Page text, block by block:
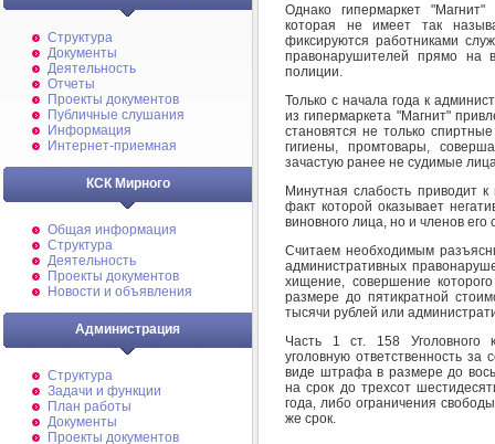
Структура
Документы
Деятельность
Отчеты
Проекты документов
Публичные слушания
Информация
Интернет-приемная
КСК Мирного
Общая информация
Структура
Деятельность
Проекты документов
Новости и объявления
Администрация
Структура
Задачи и функции
План работы
Документы
Проекты документов
Однако гипермаркет
которая не имеет так
фиксируются работниками
правонарушителей прямо на
полиции.
Только с начала года к
из гипермаркета "Магнит"
становятся не только
гигиены, промтовары,
зачастую ранее не судимые
Минутная слабость приводит
факт которой оказывает
виновного лица, но и членов
Считаем необходимым
административных
хищение, совершение
размере до пятикратной
тысячи рублей или
Часть 1 ст. 158 Уголовного
уголовную ответственность
виде штрафа в размере до
на срок до трехсот
года, либо ограничения
же срок.